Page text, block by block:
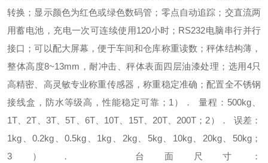
转换； 显示颜色为红色或绿色数码管； 零点自动追踪； 交直流两
用蓄电池，充电一次可连续使用120小时； RS232电脑串行并行
接口；可以配大屏幕，便于车间和仓库称重读数；秤体结构薄，
整体高度8~13mm，耐冲击、秤体表面四层油漆处理； 选用4只
高精密、高灵敏专业称重传感器，称重稳定准确；配置全不锈钢
接线盒，防水等级高，性能稳定可靠； 1）． 量程： 500kg、
1T、2T、3T、5T、6T、10T、15T、20T、200T； 2）． 误差：
1kg、0.2kg、0.5kg、1kg、2kg、5kg、10kg、20kg、50kg；
3）． 台面尺寸：